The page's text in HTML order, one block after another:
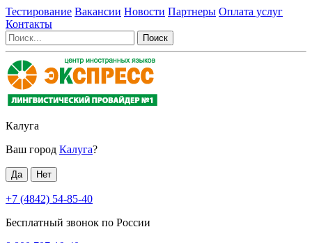
Тестирование Вакансии Новости Партнеры Оплата услуг
Контакты
Калуга
Ваш город Калуга?
+7 (4842) 54-85-40
Бесплатный звонок по России